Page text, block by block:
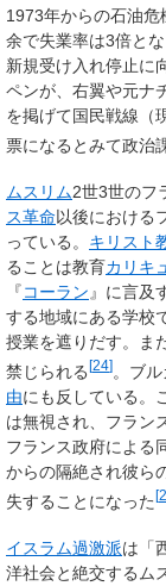
1973年からの石油
余で失業率は3倍と
新規受け入れ停止に
ペンが、右翼や元ナ
を掲げて国民戦線（
票になるとみて政治
ムスリム2世3世のフ
ス革命以後における
っている。 キリスト
ることは教育カリキ
『コーラン 』に言及
する地域にある学校
授業を遮りだす。ま
禁じられる[24]。ブ
由にも反している。
は無視され、フラン
フランス政府による
からの隔絶され彼ら
失することになった[
イスラム過激派は「
洋社会と絶交するム